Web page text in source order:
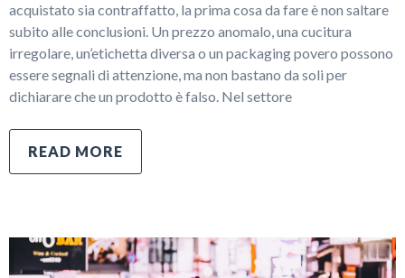
acquistato sia contraffatto, la prima cosa da fare è non saltare
subito alle conclusioni. Un prezzo anomalo, una cucitura
irregolare, un’etichetta diversa o un packaging povero possono
essere segnali di attenzione, ma non bastano da soli per
dichiarare che un prodotto è falso. Nel settore
READ MORE